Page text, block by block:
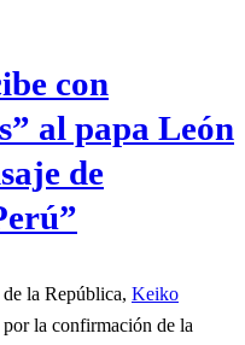
con
al papa León
de
presidenta de la República, Keiko
la confirmación de la